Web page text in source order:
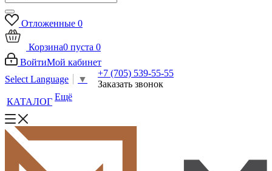
Отложенные 0
Корзина0 пуста 0
ВойтиМой кабинет
Select Language
▼
+7 (705) 539-55-55
Заказать звонок
КАТАЛОГ Ещё